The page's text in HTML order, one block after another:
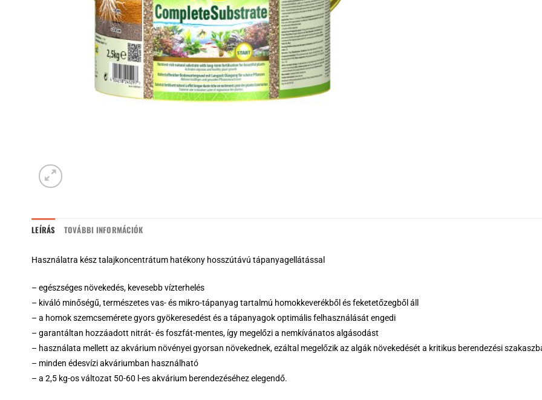
LEÍRÁS TOVÁBBI INFORMÁCIÓK
Használatra kész talajkoncentrátum hatékony hosszútávú tápanyagellátással
– egészséges növekedés, kevesebb vízterhelés
– kiváló minőségű, természetes vas- és mikro-tápanyag tartalmú homokkeverékből és feketetőzegből áll
– a homok szemcsemérete gyors gyökeresedést és a tápanyagok optimális felhasználását engedi
– garantáltan hozzáadott nitrát- és foszfát-mentes, így megelőzi a nemkívánatos algásodást
– használata mellett az akvárium növényei gyorsan növekednek, ezáltal megelőzik az algák növekedését a kritikus berendezési
– minden édesvízi akváriumban használható
– a 2,5 kg-os változat 50-60 l-es akvárium berendezéséhez elegendő.